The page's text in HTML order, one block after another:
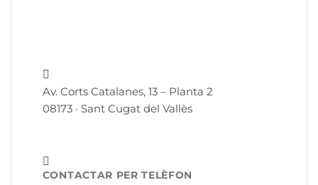
Av. Corts Catalanes, 13 – Planta 2
08173 · Sant Cugat del Vallès
CONTACTAR PER TELÈFON